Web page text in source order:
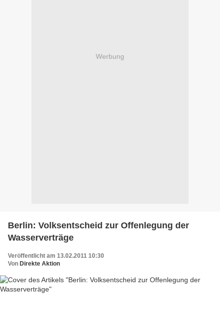
Werbung
Berlin: Volksentscheid zur Offenlegung der
Wasserverträge
Veröffentlicht am 13.02.2011 10:30
Von Direkte Aktion